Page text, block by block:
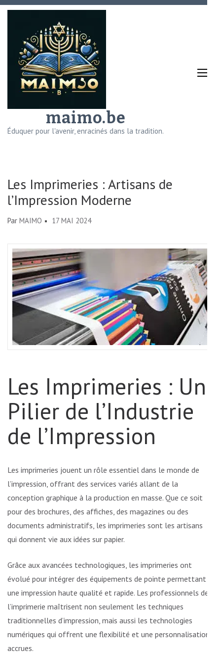
Aller
(Pressez
Entrée)
maimo.be
Éduquer pour l'avenir, enracinés dans la tradition.
Les Imprimeries : Artisans de
l’Impression Moderne
Par MAIMO 17 MAI 2024
Les Imprimeries : Un
Pilier de l’Industrie
de l’Impression
Les imprimeries jouent un rôle essentiel dans le monde de
l’impression, offrant des services variés allant de la
conception graphique à la production en masse. Que ce soit
pour des brochures, des affiches, des magazines ou des
documents administratifs, les imprimeries sont les artisans
qui donnent vie aux idées sur papier.
Grâce aux avancées technologiques, les imprimeries ont
évolué pour intégrer des équipements de pointe permettant
une impression haute qualité et rapide. Les professionnels de
l’imprimerie maîtrisent non seulement les techniques
traditionnelles d’impression, mais aussi les technologies
numériques qui offrent une flexibilité et une personnalisation
accrues.